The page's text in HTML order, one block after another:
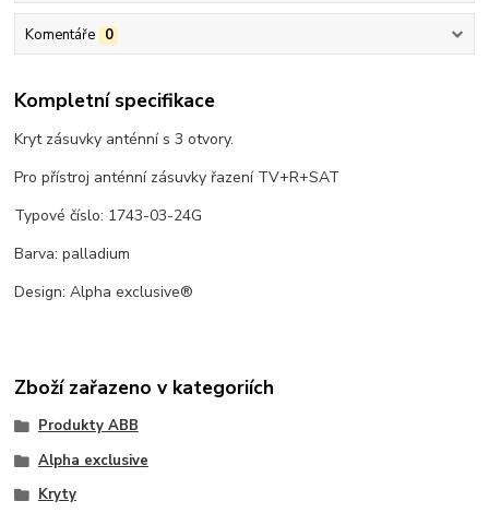
Komentáře 0
Kompletní specifikace
Kryt zásuvky anténní s 3 otvory.
Pro přístroj anténní zásuvky řazení TV+R+SAT
Typové číslo: 1743-03-24G
Barva: palladium
Design: Alpha exclusive®
Zboží zařazeno v kategoriích
Produkty ABB
Alpha exclusive
Kryty